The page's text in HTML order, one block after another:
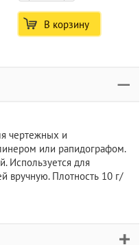
В корзину
чертежных и
или рапидографом.
Используется для
вручную. Плотность 10 г/